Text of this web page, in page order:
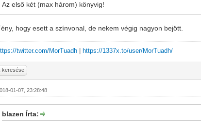
Az első két (max három) könyvig!
hogy esett a színvonal, de nekem végig nagyon bejött.
twitter.com/MorTuadh https://1337x.to/user/MorTuadh/
keresése
01-07, 23:28:48
blazen Írta: